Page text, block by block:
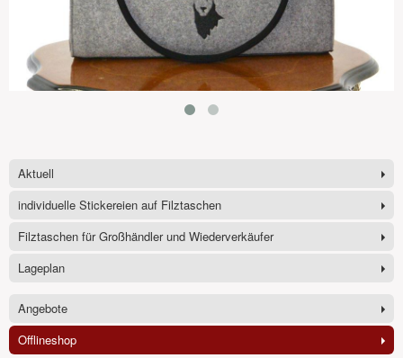
Aktuell
individuelle Stickereien auf Filztaschen
Filztaschen für Großhändler und Wiederverkäufer
Lageplan
Angebote
Offlineshop